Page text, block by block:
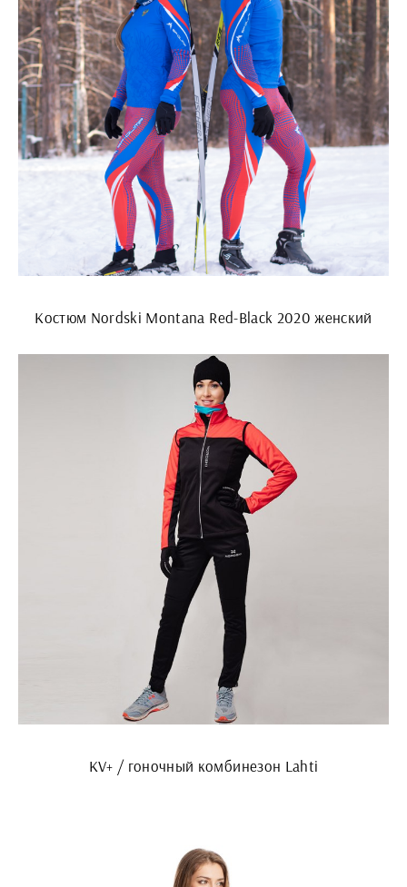
Костюм Nordski Montana Red-Black 2020 женский
KV+ / гоночный комбинезон Lahti